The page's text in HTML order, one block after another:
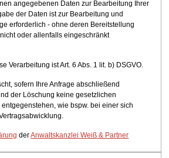
angegebenen Daten zur Bearbeitung Ihrer
der Daten ist zur Bearbeitung und
erforderlich - ohne deren Bereitstellung
oder allenfalls eingeschränkt
Verarbeitung ist Art. 6 Abs. 1 lit. b) DSGVO.
sofern Ihre Anfrage abschließend
der Löschung keine gesetzlichen
wie bspw. bei einer sich
derAnwaltskanzlei Weiß & Partner